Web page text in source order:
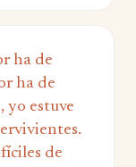
ha de
ha de
yo estuve
de